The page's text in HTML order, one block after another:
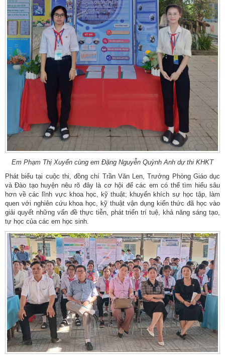
Em Phạm Thị Xuyến cùng em Đặng Nguyễn Quỳnh Anh dự thi KHKT
Phát biểu tại cuộc thi, đồng chí Trần Văn Len, Trưởng Phòng Giáo dục
và Đào tạo huyện nêu rõ đây là cơ hội để các em có thể tìm hiểu sâu
hơn về các lĩnh vực khoa học, kỹ thuật; khuyến khích sự học tập, làm
quen với nghiên cứu khoa học, kỹ thuật vận dụng kiến thức đã học vào
giải quyết những vấn đề thực tiễn, phát triển trí tuệ, khả năng sáng tạo,
tự học của các em học sinh.